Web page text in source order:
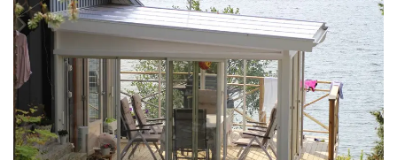
Tämän takia lasiterassi ja kasvihuone ovat fiksu
investointi
Lasiterassi teki kesämökistä ylellisemmän
Yksinkertainen lisärakennus antoi mökille uutta
elämää
Erillinen lasiterassi toteutettiin uima-altaan
Kasvihuoneen lisävarusteet
INSPIRAATIOTA
Tietoa kasvihuoneistamme
Inspiration ja vinkkejä kasvihuoneprojektiisi
Myrskytakuu kasvihuoneelle
INSPIRAATIOTA
Puutarhasuunnittelijan parhaat valaistusvinkit
KATEGORIAT
Pergola
Autokatos
Autotallin ovet
Lisävarusteet autotallin oviin
Yleiskatsaus - Inspiraatiota
Monipuolinen kennomuovi lasiterassin- ja
kasvihuoneen materiaalinacomfort
Näin valitset oikean lasiterassin
Yksinkertainen lisärakennus antoi mökille uutta
elämää
Svenska
Asennusapua